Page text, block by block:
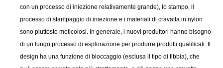
con un processo di iniezione relativamente grande), lo stampo, il
processo di stampaggio di iniezione e i materiali di cravatta in nylon
sono piuttosto meticolosi. In generale, i nuovi produttori hanno bisogno
di un lungo processo di esplorazione per produrre prodotti qualificati. Il
design ha una funzione di bloccaggio (esclusa il tipo di fibbia), che